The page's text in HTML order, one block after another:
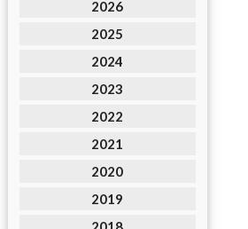
2026
2025
2024
2023
2022
2021
2020
2019